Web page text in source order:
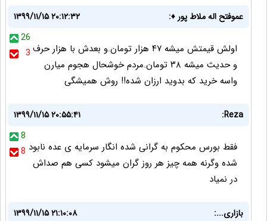
عموفتح اله ملاط پور ♦️:
۱۳۹۹/۱۱/۱۵ ۲۰:۱۲:۳۲
26
3 اولش قیمتش میشه ۴۷ هزار تومان.و بعدش با هزار حرف
و حدیث میشه ۳۸ تومان.مردم خوشحال هجوم میارن
واسه خرید که بدوید ارزان شده!! روش همیشگی
Reza:
۱۳۹۹/۱۱/۱۵ ۲۰:۵۵:۴۱
8
8 فقط بورس محکوم به گرانی شده انگار سرمایه ی عده نابود
شده وگرنه همه چیز هر روز گران میشود کسی هم صداش
در نمیاد
بازاری...:
۱۳۹۹/۱۱/۱۵ ۲۱:۱۰:۰۸